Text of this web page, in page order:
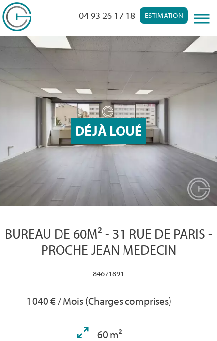
ESTIMATION
04 93 26 17 18
DÉJÀ LOUÉ
BUREAU DE 60M² - 31 RUE DE PARIS -
PROCHE JEAN MEDECIN
84671891
1 040 € / Mois (Charges comprises)
60 m²